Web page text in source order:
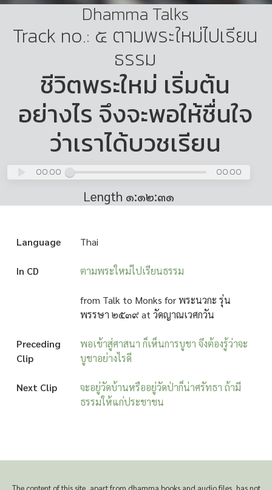
Dhamma Talks
Track no.: ๕ ตามพระใหม่ไปเรียน
ธรรม
ชีวิตพระใหม่ เริ่มต้น
อย่างไร จึงจะพอให้ชื่นใจ
ว่าเราได้บวชเรียน
00:00 00:00
Length ๑:๑๒:๓๑
Language Thai
In CD ตามพระใหม่ไปเรียนธรรม
from Talk to Monks for พระนวกะ รุ่น
พรรษา ๒๕๓๙ at วัดญาณเวศกวัน
Preceding
Clip
พอเข้าสู่ศาสนา ก็เห็นการบูชา จึงต้องรู้ว่าจะ
บูชาอย่างไรดี
Next Clip
จะอยู่วัดบ้านหรืออยู่วัดป่าก็น่าศรัทธา ถ้ามี
ธรรมให้แก่ประชาชน
The content of this site, apart from dhamma books and audio files, has not